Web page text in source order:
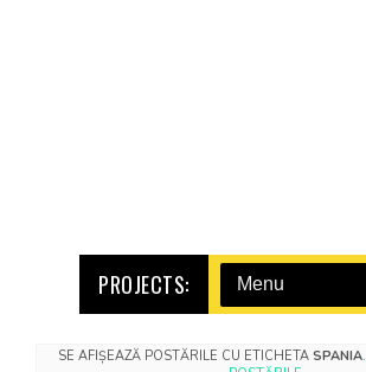
PROJECTS:
SE AFIȘEAZĂ POSTĂRILE CU ETICHETASPANIA.